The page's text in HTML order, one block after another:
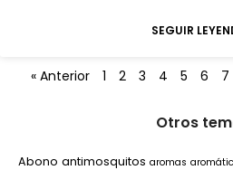
SEGUIR
« Anterior 1 2 3 4 5 6 7
Otros
Abono antimosquitos aromas